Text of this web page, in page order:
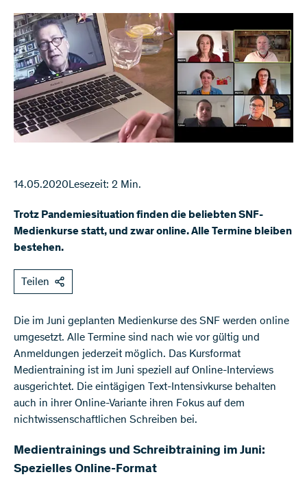
14.05.2020Lesezeit: 2 Min.
Trotz Pandemiesituation finden die beliebten SNF-
Medienkurse statt, und zwar online. Alle Termine bleiben
bestehen.
Teilen
​Die im Juni geplanten Medienkurse des SNF werden online
umgesetzt. Alle Termine sind nach wie vor gültig und
Anmeldungen jederzeit möglich. Das Kursformat
Medientraining ist im Juni speziell auf Online-Interviews
ausgerichtet. Die eintägigen Text-Intensivkurse behalten
auch in ihrer Online-Variante ihren Fokus auf dem
nichtwissenschaftlichen Schreiben bei.
Medientrainings und Schreibtraining im Juni:
Spezielles Online-Format